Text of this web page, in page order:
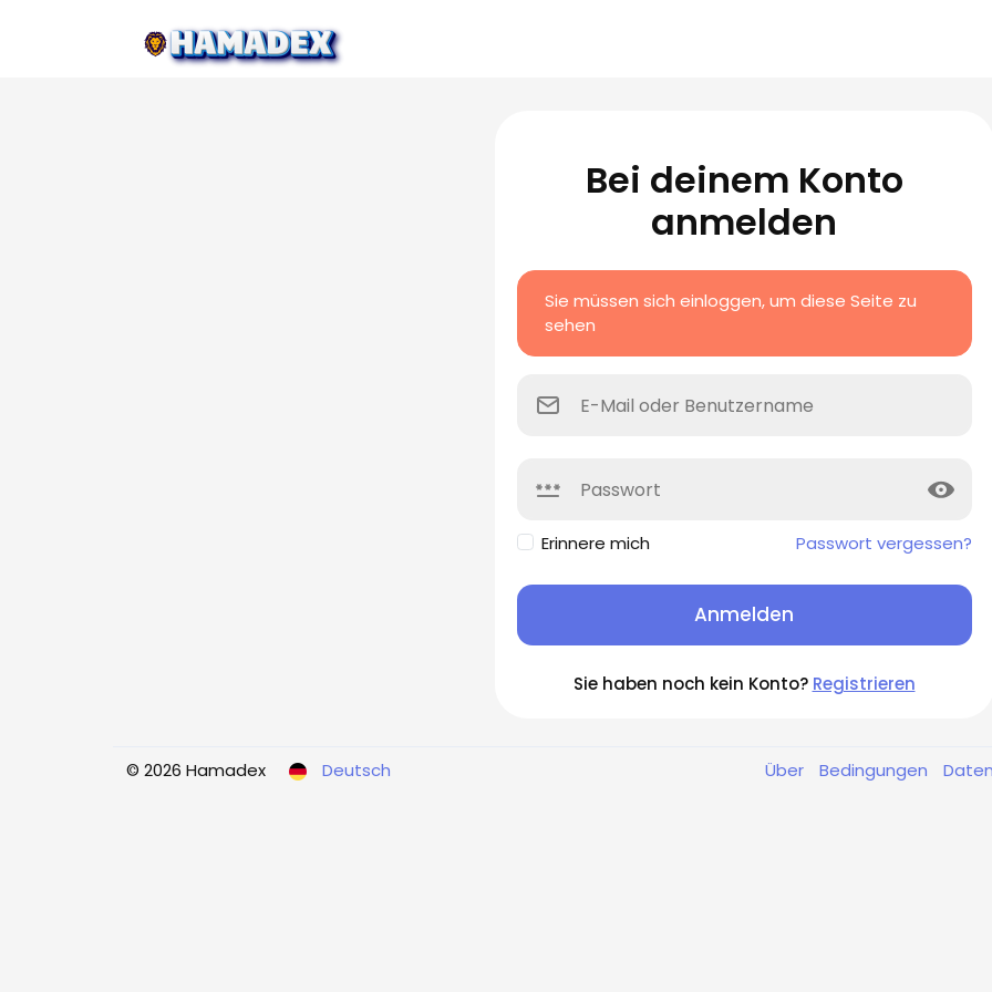
Bei deinem Konto
anmelden
Sie müssen sich einloggen, um diese Seite zu
sehen
Erinnere mich Passwort vergessen?
Anmelden
Sie haben noch kein Konto? Registrieren
© 2026 Hamadex Deutsch Über Bedingungen